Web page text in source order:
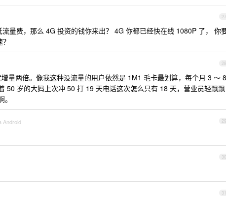
27
量费，那么 4G 投资的钱你来出？ 4G 你都已经快在线 1080P 了， 你
28
量两倍。像我这种没流量的用户依然是 1M1 毛卡最划算，每个月 3 ～ 8
50 岁的大妈上次冲 50 打 19 天电话这次怎么只有 18 天，营业员轻飘飘
29
Android
30
31